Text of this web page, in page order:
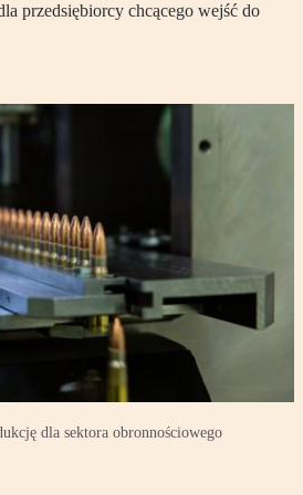
przedsiębiorcy chcącego wejść do
dla sektora obronnościowego